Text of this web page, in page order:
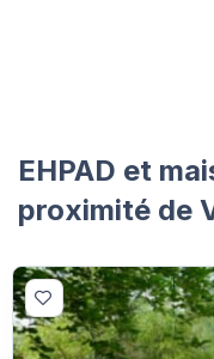
EHPAD et
proximité de